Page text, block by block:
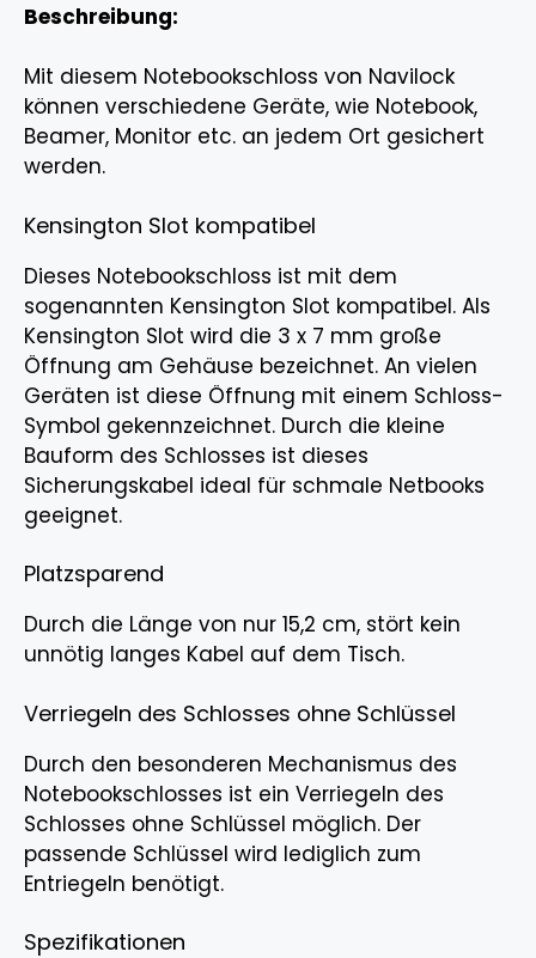
Beschreibung:
Mit diesem Notebookschloss von Navilock
können verschiedene Geräte, wie Notebook,
Beamer, Monitor etc. an jedem Ort gesichert
werden.
Kensington Slot kompatibel
Dieses Notebookschloss ist mit dem
sogenannten Kensington Slot kompatibel. Als
Kensington Slot wird die 3 x 7 mm große
Öffnung am Gehäuse bezeichnet. An vielen
Geräten ist diese Öffnung mit einem Schloss-
Symbol gekennzeichnet. Durch die kleine
Bauform des Schlosses ist dieses
Sicherungskabel ideal für schmale Netbooks
geeignet.
Platzsparend
Durch die Länge von nur 15,2 cm, stört kein
unnötig langes Kabel auf dem Tisch.
Verriegeln des Schlosses ohne Schlüssel
Durch den besonderen Mechanismus des
Notebookschlosses ist ein Verriegeln des
Schlosses ohne Schlüssel möglich. Der
passende Schlüssel wird lediglich zum
Entriegeln benötigt.
Spezifikationen